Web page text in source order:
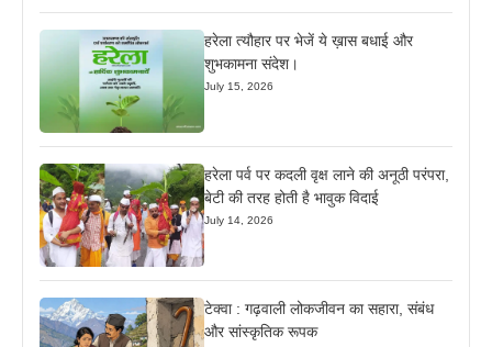
हरेला त्यौहार पर भेजें ये ख़ास बधाई और
शुभकामना संदेश।
July 15, 2026
हरेला पर्व पर कदली वृक्ष लाने की अनूठी परंपरा,
बेटी की तरह होती है भावुक विदाई
July 14, 2026
टेक्वा : गढ़वाली लोकजीवन का सहारा, संबंध
और सांस्कृतिक रूपक